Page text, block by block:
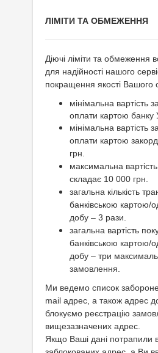
ЛІМІТИ ТА ОБМЕЖЕННЯ
Діючі ліміти та обмеження
для надійності нашого
покращення якості Вашого
мінімальна вартість
оплати картою банку
мінімальна вартість
оплати картою
грн.
максимальна
складає 10 000 грн.
загальна кількість
банківською картою/
добу – 3 рази.
загальна вартість
банківською картою/
добу – три
замовлення.
Ми ведемо список
mail адрес, а також адрес
блокуємо реєстрацію
вищезазначених адрес.
Якщо Ваші дані потрапили